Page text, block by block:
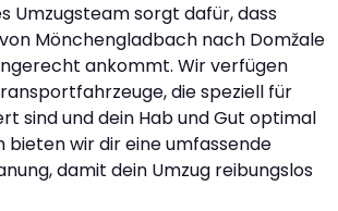
Umzugsteam sorgt dafür, dass
Mönchengladbach nach Domžale
ankommt. Wir verfügen
die speziell für
sind und dein Hab und Gut optimal
bieten wir dir eine umfassende
damit dein Umzug reibungslos